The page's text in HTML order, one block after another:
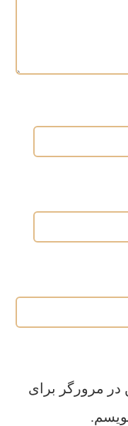
در مرورگر برای